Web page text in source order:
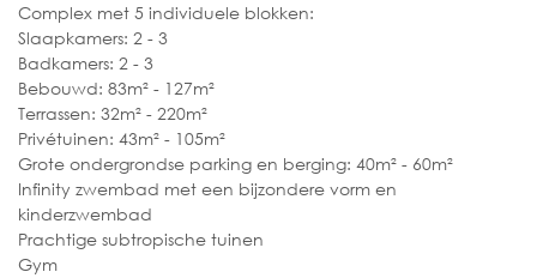
Complex met 5 individuele blokken:
Slaapkamers: 2 - 3
Badkamers: 2 - 3
Bebouwd: 83m² - 127m²
Terrassen: 32m² - 220m²
Privétuinen: 43m² - 105m²
Grote ondergrondse parking en berging: 40m² - 60m²
Infinity zwembad met een bijzondere vorm en
kinderzwembad
Prachtige subtropische tuinen
Gym